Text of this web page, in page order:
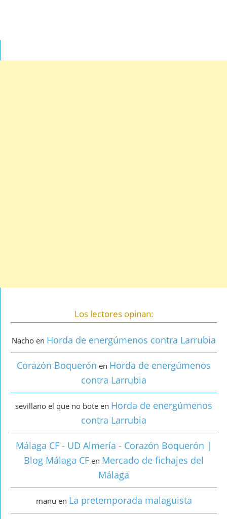
Los lectores opinan:
Nacho en Horda de energúmenos contra Larrubia
Corazón Boquerón en Horda de energúmenos
contra Larrubia
sevillano el que no bote en Horda de energúmenos
contra Larrubia
Málaga CF - UD Almería - Corazón Boquerón |
Blog Málaga CF en Mercado de fichajes del
Málaga
manu en La pretemporada malaguista